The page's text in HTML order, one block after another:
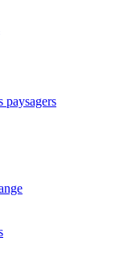
paysagers